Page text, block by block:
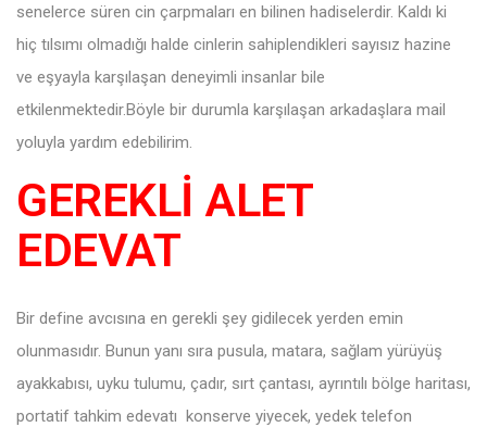
senelerce süren cin çarpmaları en bilinen hadiselerdir. Kaldı ki
hiç tılsımı olmadığı halde cinlerin sahiplendikleri sayısız hazine
ve eşyayla karşılaşan deneyimli insanlar bile
etkilenmektedir.Böyle bir durumla karşılaşan arkadaşlara mail
yoluyla yardım edebilirim.
GEREKLİ ALET
EDEVAT
Bir define avcısına en gerekli şey gidilecek yerden emin
olunmasıdır. Bunun yanı sıra pusula, matara, sağlam yürüyüş
ayakkabısı, uyku tulumu, çadır, sırt çantası, ayrıntılı bölge haritası,
portatif tahkim edevatı konserve yiyecek, yedek telefon